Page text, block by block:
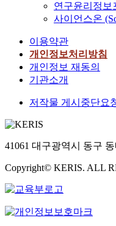
연구윤리정보
사이언스온
이용약관
개인정보처리방침
개인정보 재동의
기관소개
저작물 게시중단요
41061 대구광역시 동구
Copyright© KERIS. ALL